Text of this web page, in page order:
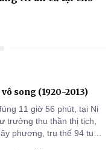
song (1920-2013)
11 giờ 56 phút, tại Ni
trưởng thu thần thị tịch,
phương, trụ thế 94 tuổi